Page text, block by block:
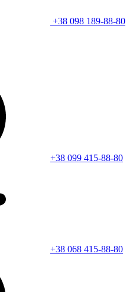
+38 098 189-88-80
+38 099 415-88-80
+38 068 415-88-80